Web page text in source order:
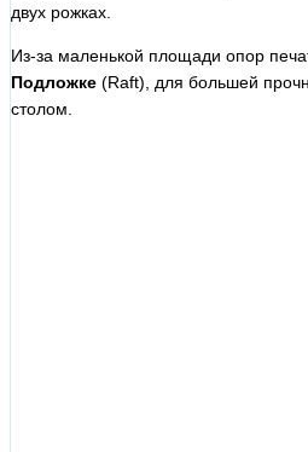
двух рожках.
Из-за маленькой площади опор
Подложке (Raft), для большей
столом.